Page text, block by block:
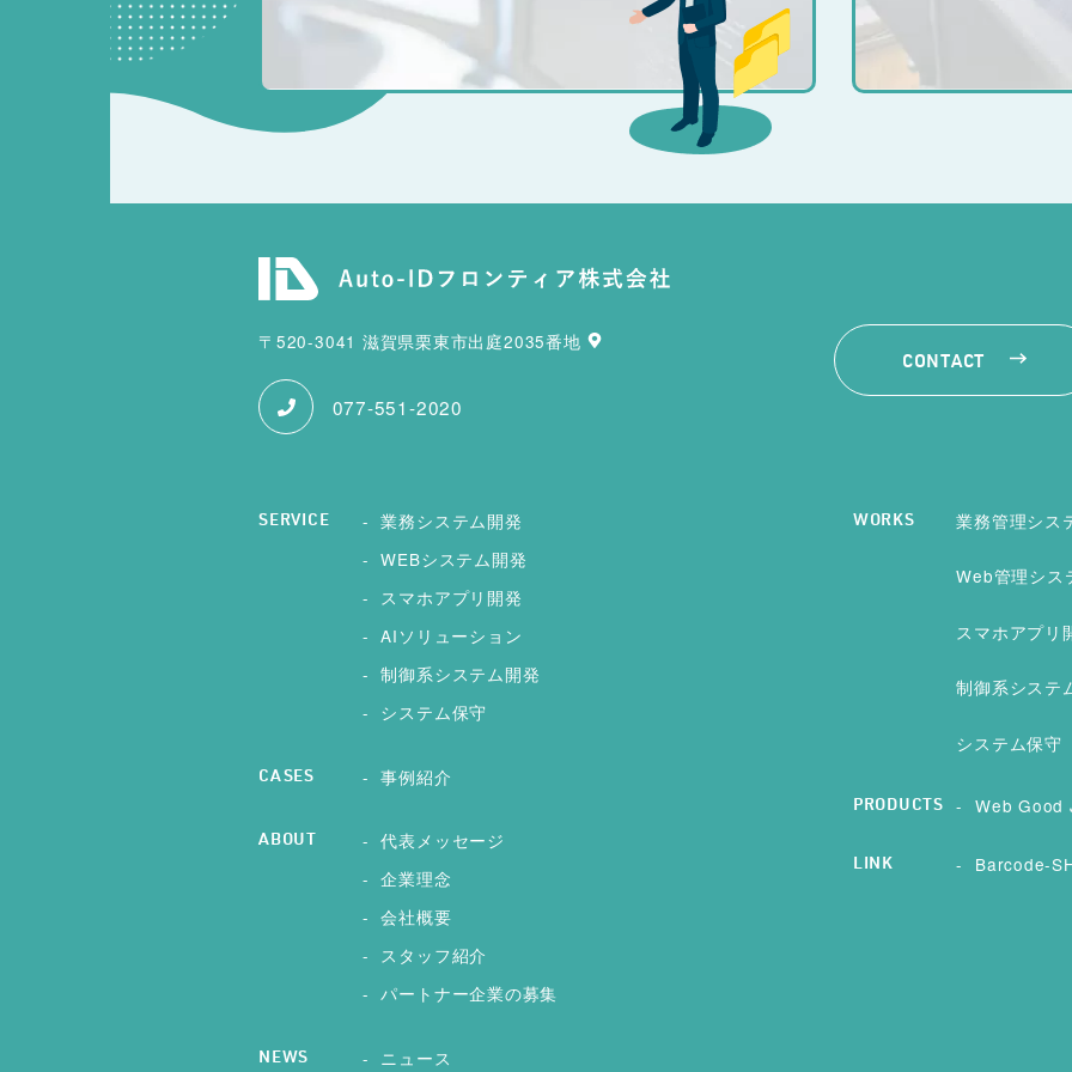
〒520-3041 滋賀県栗東市出庭2035番地
077-551-2020
CONTACT
SERVICE
業務システム開発
WEBシステム開発
スマホアプリ開発
AIソリューション
制御系システム開発
システム保守
CASES 事例紹介
ABOUT
代表メッセージ
企業理念
会社概要
スタッフ紹介
パートナー企業の募集
NEWS ニュース
WORKS 業務管理シス
Web管理シス
スマホアプリ
制御系システ
システム保守
PRODUCTS Web Good
LINK Barcode-